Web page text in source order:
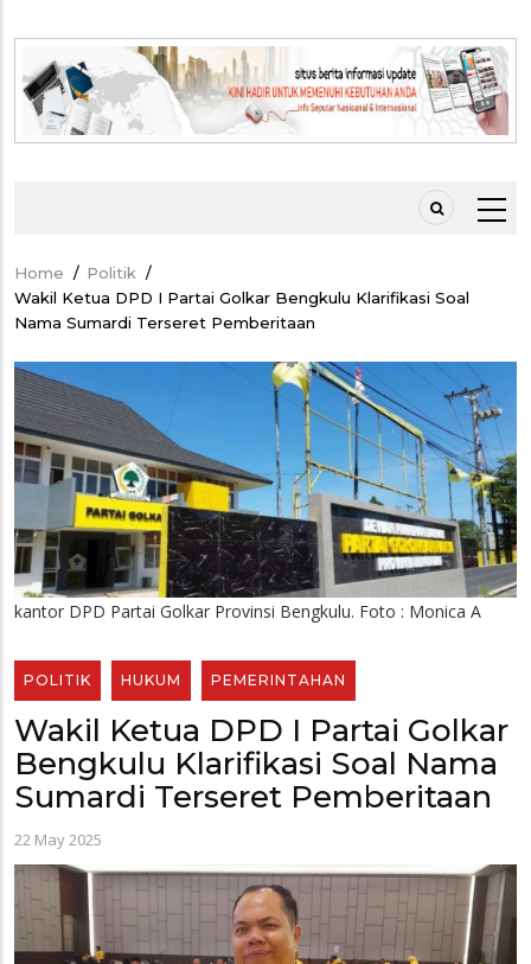
Breadcrumb
Home / Politik /
Wakil Ketua DPD I Partai Golkar Bengkulu Klarifikasi Soal
Nama Sumardi Terseret Pemberitaan
kantor DPD Partai Golkar Provinsi Bengkulu. Foto : Monica A
POLITIK HUKUM PEMERINTAHAN
Wakil Ketua DPD I Partai Golkar
Bengkulu Klarifikasi Soal Nama
Sumardi Terseret Pemberitaan
22 May 2025